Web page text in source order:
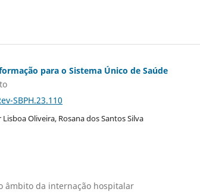
para o Sistema Único de Saúde
SBPH.23.110
Oliveira, Rosana dos Santos Silva
âmbito da internação hospitalar